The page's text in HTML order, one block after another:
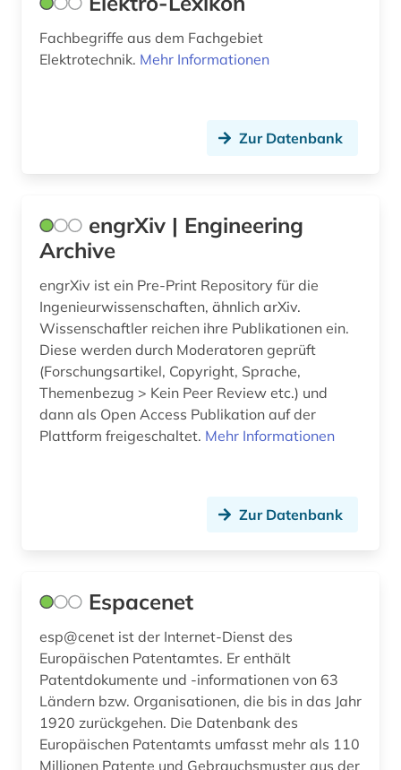
Fachbegriffe aus dem Fachgebiet
Elektrotechnik. Mehr Informationen
Zur Datenbank
engrXiv | Engineering
Archive
engrXiv ist ein Pre-Print Repository für die
Ingenieurwissenschaften, ähnlich arXiv.
Wissenschaftler reichen ihre Publikationen ein.
Diese werden durch Moderatoren geprüft
(Forschungsartikel, Copyright, Sprache,
Themenbezug > Kein Peer Review etc.) und
dann als Open Access Publikation auf der
Plattform freigeschaltet. Mehr Informationen
Zur Datenbank
Espacenet
esp@cenet ist der Internet-Dienst des
Europäischen Patentamtes. Er enthält
Patentdokumente und -informationen von 63
Ländern bzw. Organisationen, die bis in das Jahr
1920 zurückgehen. Die Datenbank des
Europäischen Patentamts umfasst mehr als 110
Millionen Patente und Gebrauchsmuster aus der